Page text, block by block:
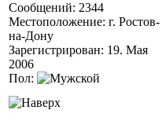
Сообщений: 2344
Местоположение: г. Ростов-
на-Дону
Зарегистрирован: 19. Мая
2006
Пол: